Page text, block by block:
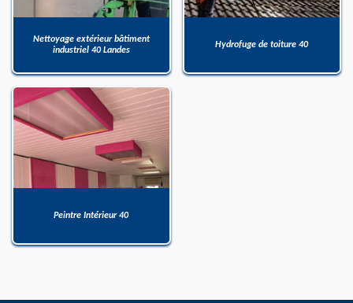
Nettoyage extérieur bâtiment
industriel 40 Landes
Hydrofuge de toiture 40
Peintre Intérieur 40